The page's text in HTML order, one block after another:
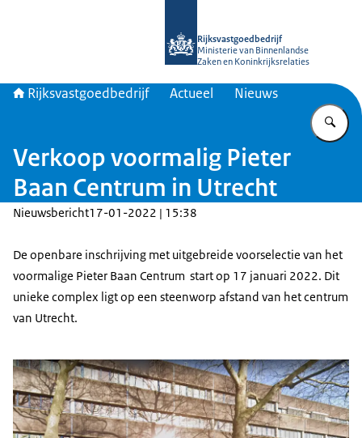
Rijksvastgoedbedrijf
Ministerie van Binnenlandse
Zaken en Koninkrijksrelaties
Rijksvastgoedbedrijf Actueel Nieuws
Verkoop voormalig Pieter
Baan Centrum in Utrecht
Nieuwsbericht17-01-2022 | 15:38
De openbare inschrijving met uitgebreide voorselectie van het
voormalige Pieter Baan Centrum start op 17 januari 2022. Dit
unieke complex ligt op een steenworp afstand van het centrum
van Utrecht.